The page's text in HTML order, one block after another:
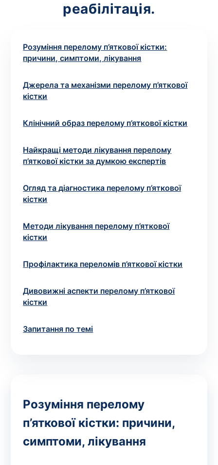
реабілітація.
Розуміння перелому п’яткової кістки:
причини, симптоми, лікування
Джерела та механізми перелому п’яткової
кістки
Клінічний образ перелому п’яткової кістки
Найкращі методи лікування перелому
п’яткової кістки за думкою експертів
Огляд та діагностика перелому п’яткової
кістки
Методи лікування перелому п’яткової
кістки
Профілактика переломів п’яткової кістки
Дивовижні аспекти перелому п’яткової
кістки
Запитання по темі
Розуміння перелому
п’яткової кістки: причини,
симптоми, лікування
Номер телефону*
Вибрати клініку
Оформити замовлення
запишіться до лікаряна консультацію .
своєчасного оновлення розміщеного на сайті прайс-
листа. Проте, щоб уникнути можливих непорозумінь,
виконання досліджень за телефонами, вказаними на